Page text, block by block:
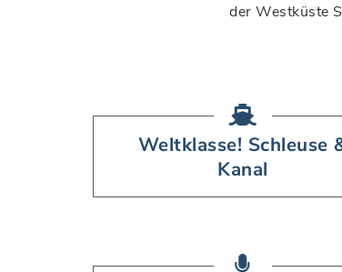
der Westküste
Weltklasse! Schleuse
Kanal